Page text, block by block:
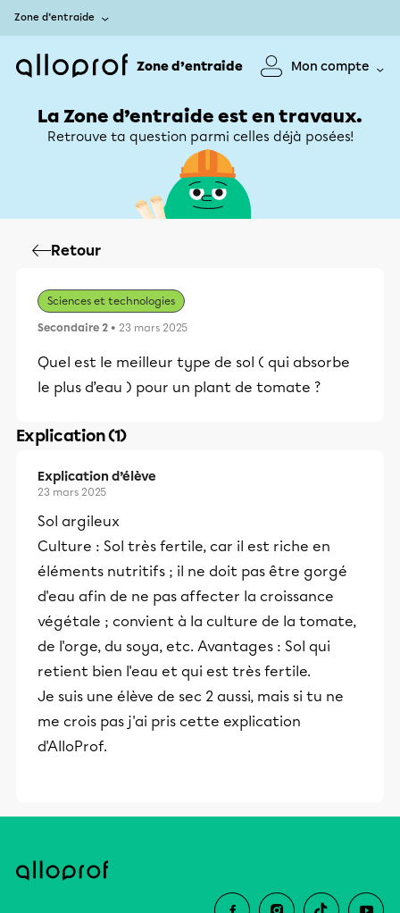
Zone d’entraide
Zone d’entraide Mon compte
La Zone d’entraide est en travaux.
Retrouve ta question parmi celles déjà posées!
Retour
Sciences et technologies
Secondaire 2 • 23 mars 2025
Quel est le meilleur type de sol ( qui absorbe
le plus d’eau ) pour un plant de tomate ?
Explication (1)
Explication d’élève
23 mars 2025
Sol argileux
Culture : Sol très fertile, car il est riche en
éléments nutritifs ; il ne doit pas être gorgé
d'eau afin de ne pas affecter la croissance
végétale ; convient à la culture de la tomate,
de l'orge, du soya, etc. Avantages : Sol qui
retient bien l'eau et qui est très fertile.
Je suis une élève de sec 2 aussi, mais si tu ne
me crois pas j'ai pris cette explication
d'AlloProf.